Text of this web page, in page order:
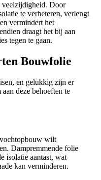
Door
te verbeteren, verlengt
vermindert het
draagt het bij aan
tegen te gaan.
Bouwfolie
en gelukkig zijn er
deze behoeften te
wilt
Dampremmende folie
isolatie aantast, wat
kan verminderen.